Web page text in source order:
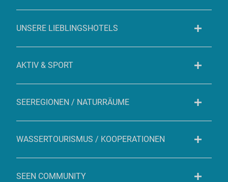
UNSERE LIEBLINGSHOTELS
AKTIV & SPORT
SEEREGIONEN / NATURRÄUME
WASSERTOURISMUS / KOOPERATIONEN
SEEN COMMUNITY